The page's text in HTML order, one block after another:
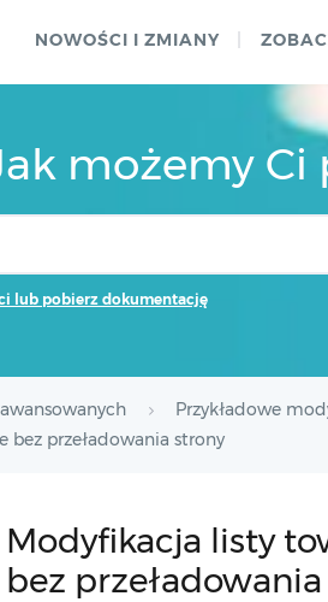
NOWOŚCI I ZMIANY
możemy Ci
lub pobierz dokumentację
Przykładowe
bez przeładowania strony
Modyfikacja listy
bez